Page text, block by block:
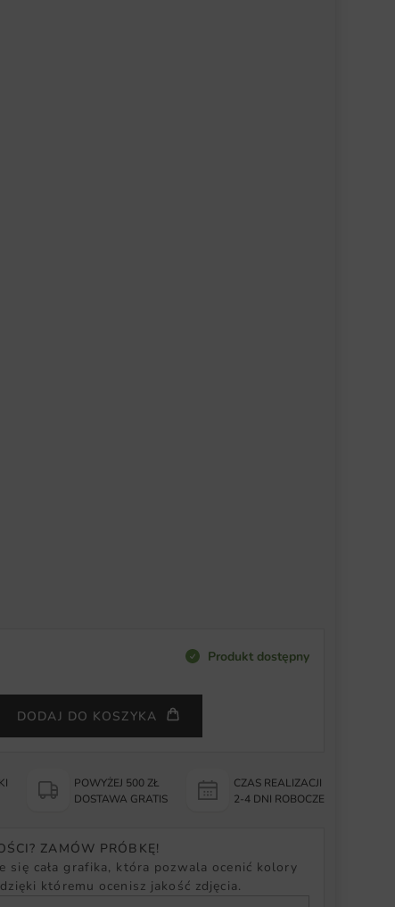
Produkt dostępny
DODAJ DO KOSZYKA
POWYŻEJ 500 ZŁ
DOSTAWA GRATIS
CZAS REALIZACJI
2-4 DNI ROBOCZE
ZAMÓW PRÓBKĘ!
się cała grafika, która pozwala ocenić kolory
któremu ocenisz jakość zdjęcia.